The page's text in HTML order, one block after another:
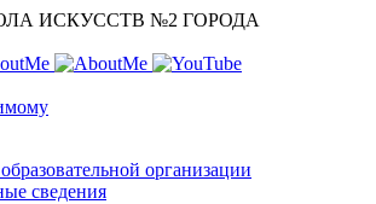
организации
сведения